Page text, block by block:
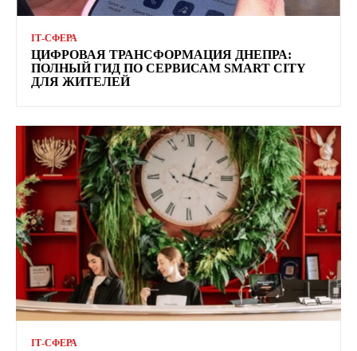
ІТ-СФЕРА
ЦИФРОВАЯ ТРАНСФОРМАЦИЯ ДНЕПРА:
ПОЛНЫЙ ГИД ПО СЕРВИСАМ SMART CITY
ДЛЯ ЖИТЕЛЕЙ
ІТ-СФЕРА